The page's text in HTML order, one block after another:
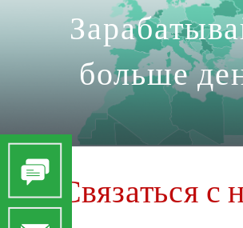
больше
Связаться с